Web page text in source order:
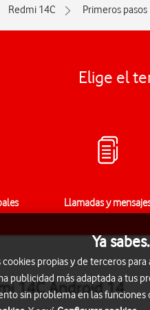
Redmi 14C Primeros pasos
Elige el
Llamadas y
14C Android 14
Ya
cookies propias y de terceros
publicidad más adaptada a tus
sin problema en las